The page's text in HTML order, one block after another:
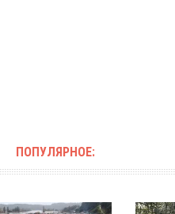
ПОПУЛЯРНОЕ: